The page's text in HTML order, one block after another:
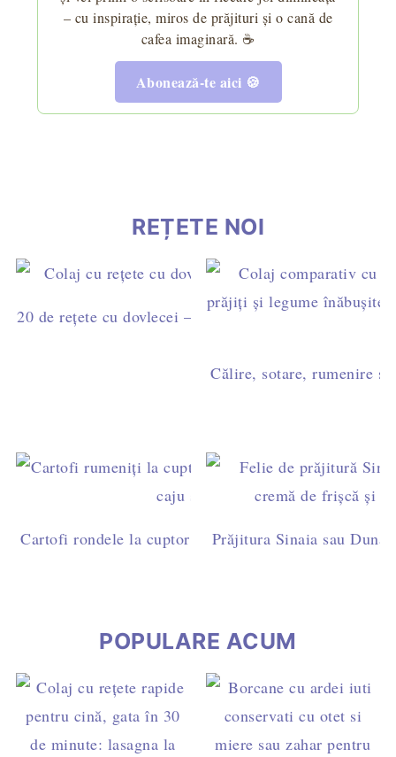
– cu inspirație, miros de prăjituri și o cană de
cafea imaginară. ☕
Abonează-te aici 🍪
REȚETE NOI
20 de rețete cu dovlecei – idei simple pentru mic
Călire, sotare, rumenire
Cartofi rondele la cuptor cu pesto de busuioc și caju -
Prăjitura Sinaia sau
POPULARE ACUM